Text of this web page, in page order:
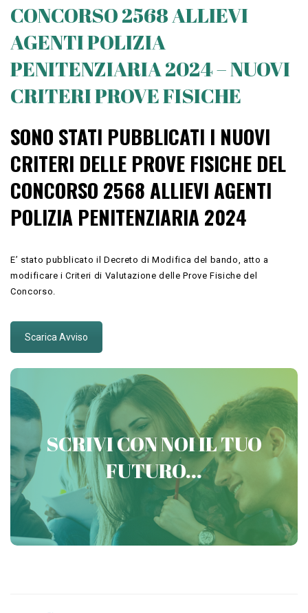
CONCORSO 2568 ALLIEVI
AGENTI POLIZIA
PENITENZIARIA 2024 – NUOVI
CRITERI PROVE FISICHE
SONO STATI PUBBLICATI I NUOVI
CRITERI DELLE PROVE FISICHE DEL
CONCORSO 2568 ALLIEVI AGENTI
POLIZIA PENITENZIARIA 2024
E’ stato pubblicato il Decreto di Modifica del bando, atto a
modificare i Criteri di Valutazione delle Prove Fisiche del
Concorso.
Scarica Avviso
SCRIVI CON NOI IL TUO
FUTURO...
PREPARATI CON VICTORIA
CONCORSI MILITARI
Contattaci